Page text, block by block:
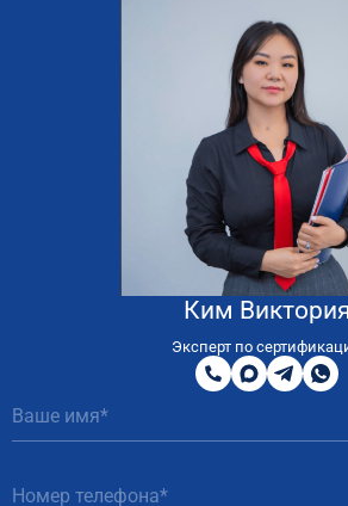
Ким Виктория
Эксперт по
8
800
200
51
MAXTelegram